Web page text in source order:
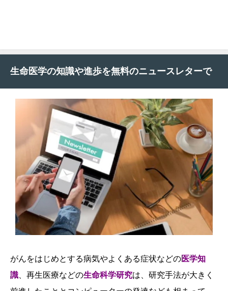
生命医学の知識や進歩を無料のニュースレターで
がんをはじめとする病気やよくある症状などの医学知
識 、再生医療などの生命科学研究は、研究手法が大きく